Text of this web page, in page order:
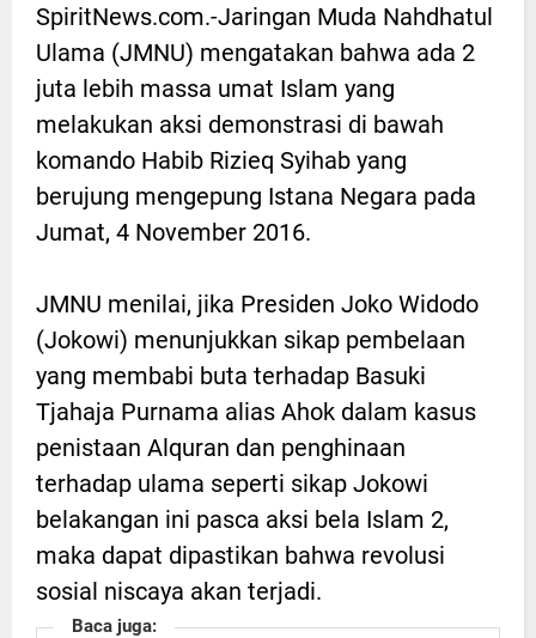
SpiritNews.com.-Jaringan Muda Nahdhatul
Ulama (JMNU) mengatakan bahwa ada 2
juta lebih massa umat Islam yang
melakukan aksi demonstrasi di bawah
komando Habib Rizieq Syihab yang
berujung mengepung Istana Negara pada
Jumat, 4 November 2016.
JMNU menilai, jika Presiden Joko Widodo
(Jokowi) menunjukkan sikap pembelaan
yang membabi buta terhadap Basuki
Tjahaja Purnama alias Ahok dalam kasus
penistaan Alquran dan penghinaan
terhadap ulama seperti sikap Jokowi
belakangan ini pasca aksi bela Islam 2,
maka dapat dipastikan bahwa revolusi
sosial niscaya akan terjadi.
Baca juga: